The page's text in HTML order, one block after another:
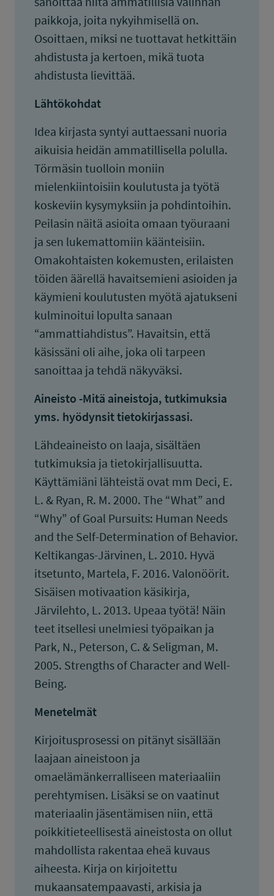
paikkoja, joita nykyihmisellä on.
Osoittaen, miksi ne tuottavat hetkittäin
ahdistusta ja kertoen, mikä tuota
ahdistusta lievittää.
Lähtökohdat
Idea kirjasta syntyi auttaessani nuoria
aikuisia heidän ammatillisella polulla.
Törmäsin tuolloin moniin
mielenkiintoisiin koulutusta ja työtä
koskeviin kysymyksiin ja pohdintoihin.
Peilasin näitä asioita omaan työuraani
ja sen lukemattomiin käänteisiin.
Omakohtaisten kokemusten, erilaisten
töiden äärellä havaitsemieni asioiden ja
käymieni koulutusten myötä ajatukseni
kulminoitui lopulta sanaan
“ammattiahdistus”. Havaitsin, että
käsissäni oli aihe, joka oli tarpeen
sanoittaa ja tehdä näkyväksi.
Aineisto -Mitä aineistoja, tutkimuksia
yms. hyödynsit tietokirjassasi.
Lähdeaineisto on laaja, sisältäen
tutkimuksia ja tietokirjallisuutta.
Käyttämiäni lähteistä ovat mm Deci, E.
L. & Ryan, R. M. 2000. The “What” and
“Why” of Goal Pursuits: Human Needs
and the Self-Determination of Behavior.
Keltikangas-Järvinen, L. 2010. Hyvä
itsetunto, Martela, F. 2016. Valonöörit.
Sisäisen motivaation käsikirja,
Järvilehto, L. 2013. Upeaa työtä! Näin
teet itsellesi unelmiesi työpaikan ja
Park, N., Peterson, C. & Seligman, M.
2005. Strengths of Character and Well-
Being.
Menetelmät
Kirjoitusprosessi on pitänyt sisällään
laajaan aineistoon ja
omaelämänkerralliseen materiaaliin
perehtymisen. Lisäksi se on vaatinut
materiaalin jäsentämisen niin, että
poikkitieteellisestä aineistosta on ollut
mahdollista rakentaa eheä kuvaus
aiheesta. Kirja on kirjoitettu
mukaansatempaavasti, arkisia ja